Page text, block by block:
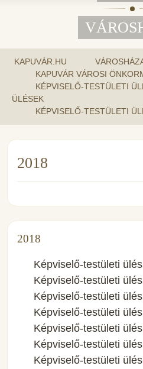
KAPUVÁR.HU
KAPUVÁR VÁROSI
KÉPVISELŐ-TESTÜLETI
ÜLÉSEK
KÉPVISELŐ-TESTÜLETI
2018
2018
Képviselő-testületi
Képviselő-testületi
Képviselő-testületi
Képviselő-testületi
Képviselő-testületi
Képviselő-testületi
Képviselő-testületi